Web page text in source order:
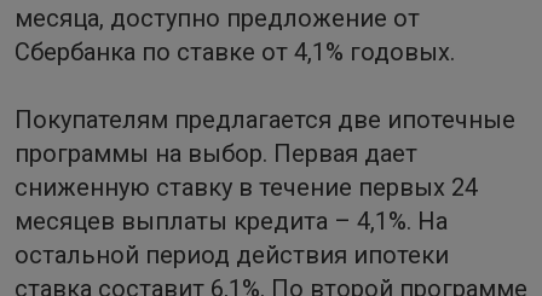
месяца, доступно предложение от
Сбербанка по ставке от 4,1% годовых.
Покупателям предлагается две ипотечные
программы на выбор. Первая дает
сниженную ставку в течение первых 24
месяцев выплаты кредита – 4,1%. На
остальной период действия ипотеки
ставка составит 6,1%. По второй программе